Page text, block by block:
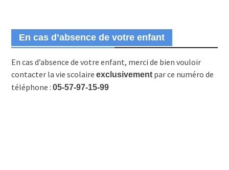
En cas d’absence de votre enfant
En cas d’absence de votre enfant, merci de bien vouloir
contacter la vie scolaire exclusivementpar ce numéro de
téléphone : 05-57-97-15-99